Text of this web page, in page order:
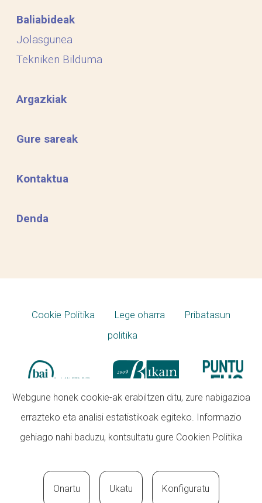
Baliabideak
Jolasgunea
Tekniken Bilduma
Argazkiak
Gure sareak
Kontaktua
Denda
Cookie Politika Lege oharra
Pribatasun
politika
Webgune honek cookie-ak erabiltzen ditu, zure nabigazioa
errazteko eta analisi estatistikoak egiteko. Informazio
gehiago nahi baduzu, kontsultatu gure Cookien Politika
Onartu Ukatu Konfiguratu